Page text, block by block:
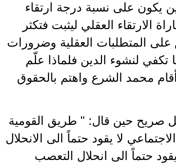
يكون على نسبة درجة ارتقاء
الارتقاء العقلي ليثبت فتكثر
على المتطلبات العقلية وضرورات
تكفي لنشوء الدين فلماذا علّم
محمد الشرع واهتم بالحقوق
صريح حين قال: " طريق القومية
لا يقود حتماً الى الانحلال
حتماً الى انحلال التعصب